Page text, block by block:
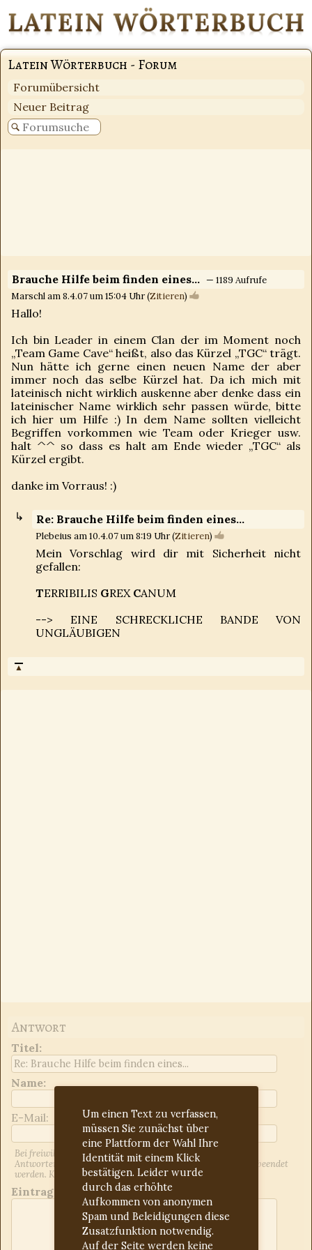
Latein Wörterbuch - Forum
Forumübersicht
Neuer Beitrag
Brauche Hilfe beim finden eines... — 1189 Aufrufe
Marschl am 8.4.07 um 15:04 Uhr (Zitieren)
Hallo!
Ich bin Leader in einem Clan der im Moment noch
„Team Game Cave“ heißt, also das Kürzel „TGC“ trägt.
Nun hätte ich gerne einen neuen Name der aber
immer noch das selbe Kürzel hat. Da ich mich mit
lateinisch nicht wirklich auskenne aber denke dass ein
lateinischer Name wirklich sehr passen würde, bitte
ich hier um Hilfe :) In dem Name sollten vielleicht
Begriffen vorkommen wie Team oder Krieger usw.
halt ^^ so dass es halt am Ende wieder „TGC“ als
Kürzel ergibt.
danke im Vorraus! :)
Re: Brauche Hilfe beim finden eines...
Plebeius am 10.4.07 um 8:19 Uhr (Zitieren)
Mein Vorschlag wird dir mit Sicherheit nicht
gefallen:
TERRIBILIS GREX CANUM
--> EINE SCHRECKLICHE BANDE VON
UNGLÄUBIGEN
▲
Um einen Text zu verfassen,
müssen Sie zunächst über
eine Plattform der Wahl Ihre
Identität mit einem Klick
bestätigen. Leider wurde
durch das erhöhte
Aufkommen von anonymen
Spam und Beleidigungen diese
Zusatzfunktion notwendig.
Auf der Seite werden keine
Antwort
Titel:
Name:
E-Mail:
Bei freiwilliger Angabe der E-Mail-Adresse werden Sie über
Antworten auf Ihren Beitrag informiert. Dies kann jederzeit beendet
werden. Kontrollieren Sie ggf. den Spam-Ordner.
Eintrag: